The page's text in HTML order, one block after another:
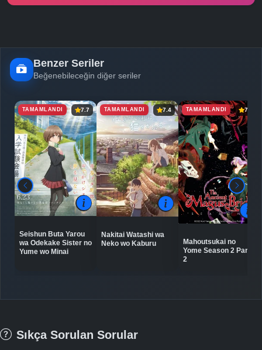
Benzer Seriler
Beğenebileceğin diğer seriler
TAMAMLANDI 7.7
Seishun Buta Yarou
wa Odekake Sister no
Yume wo Minai
TAMAMLANDI 7.4
Nakitai Watashi wa
Neko wo Kaburu
TAMAMLANDI 7.9
Mahoutsukai no
Yome Season 2 Part
2
Sıkça Sorulan Sorular